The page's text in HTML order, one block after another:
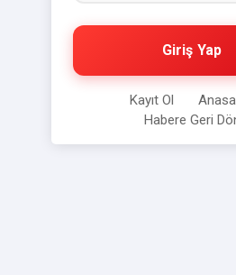
Giriş Yap
Kayıt Ol
Habere Geri